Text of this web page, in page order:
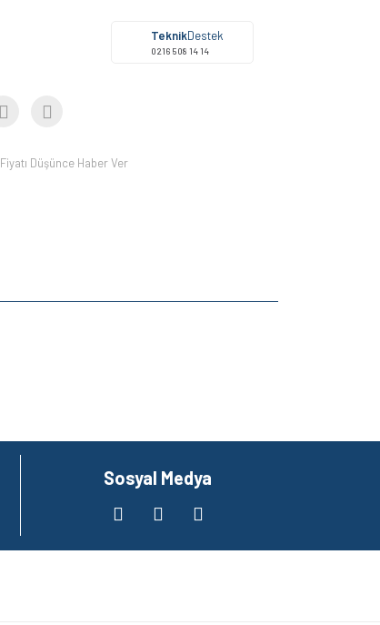
TeknikDestek
0216 508 14 14
Fiyatı Düşünce Haber Ver
Sosyal Medya